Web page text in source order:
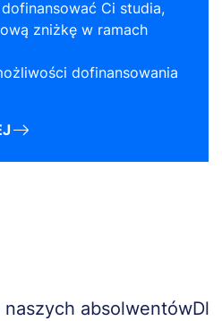
Ci studia,
zniżkę w ramach
dofinansowania
naszych absolwentów